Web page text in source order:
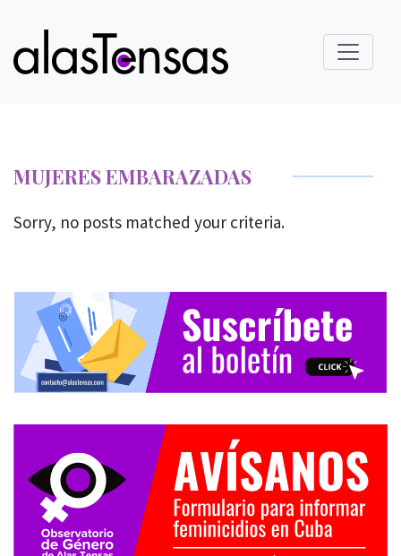
MUJERES EMBARAZADAS
Sorry, no posts matched your criteria.